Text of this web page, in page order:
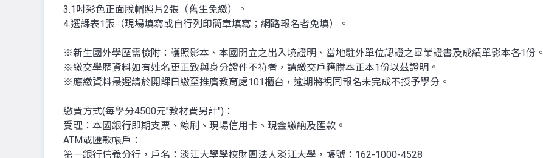
3.1吋彩色正面脫帽照片2張（舊生免繳）。
4.選課表1張（現場填寫或自行列印簡章填寫；網路報名者免填）。
※新生國外學歷需檢附：護照影本、本國開立之出入境證明、當地駐外單位認證之畢業證書及成績單影本各1份。
※繳交學歷資料如有姓名更正致與身分證件不符者，請繳交戶籍謄本正本1份以茲證明。
※應繳資料最遲請於開課日繳至推廣教育處101櫃台，逾期將視同報名未完成不授予學分。
繳費方式(每學分4500元"教材費另計")：
受理：本國銀行即期支票、線刷、現場信用卡、現金繳納及匯款。
ATM或匯款帳戶：
第一銀行信義分行，戶名：淡江大學學校財團法人淡江大學，帳號：162-1000-4528